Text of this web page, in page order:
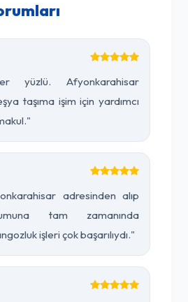
yüzlü. Afyonkarahisar
taşıma işim için yardımcı
adresinden alıp
tam zamanında
işleri çok başarılıydı."